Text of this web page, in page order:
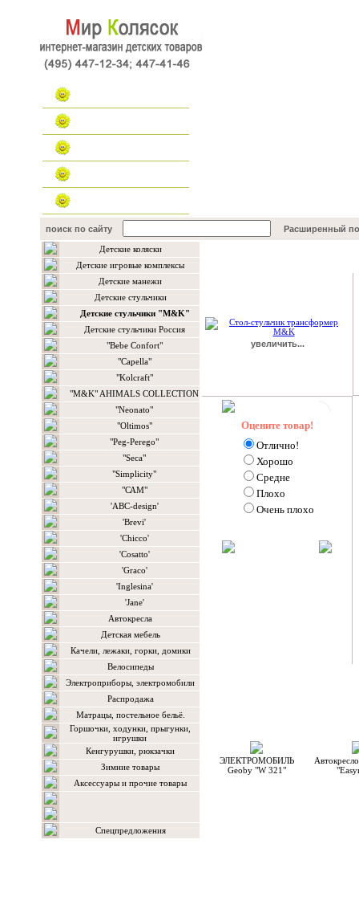
поиск по сайту Расширенный
Детские коляски
Детские игровые комплексы
Детские манежи
Детские стульчики
Детские стульчики "M&K"
Детские стульчики Россия
"Bebe Confort"
"Capella"
"Kolcraft"
"M&K" AHIMALS COLLECTION
"Neonato"
"Oltimos"
"Peg-Perego"
"Seca"
"Simplicity"
"САМ"
'ABC-design'
'Brevi'
'Chicco'
'Cosatto'
'Graco'
'Inglesina'
'Jane'
Автокресла
Детская мебель
Качели, лежаки, горки, домики
Велосипеды
Электроприборы, электромобили
Распродажа
Матрацы, постельное бельё.
Горшочки, ходунки, прыгунки,
игрушки
Кенгурушки, рюкзачки
Зимние товары
Аксессуары и прочие товары
Спецпредложения
увеличить...
Оцените товар!
Отлично!
Хорошо
Средне
Плохо
Очень плохо
ЭЛЕКТРОМОБИЛЬ
Geoby "W 321"